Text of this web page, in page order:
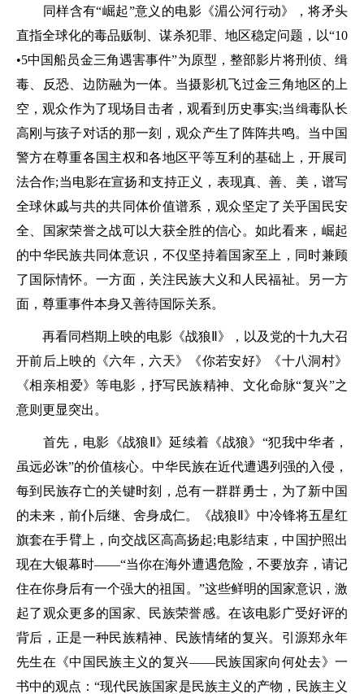
同样含有“崛起”意义的电影《湄公河行动》，将矛头
直指全球化的毒品贩制、谋杀犯罪、地区稳定问题，以“10
•5中国船员金三角遇害事件”为原型，整部影片将刑侦、缉
毒、反恐、边防融为一体。当摄影机飞过金三角地区的上
空，观众作为了现场目击者，观看到历史事实;当缉毒队长
高刚与孩子对话的那一刻，观众产生了阵阵共鸣。当中国
警方在尊重各国主权和各地区平等互利的基础上，开展司
法合作;当电影在宣扬和支持正义，表现真、善、美，谱写
全球休戚与共的共同体价值谱系，观众坚定了关乎国民安
全、国家荣誉之战可以大获全胜的信心。如此看来，崛起
的中华民族共同体意识，不仅坚持着国家至上，同时兼顾
了国际情怀。一方面，关注民族大义和人民福祉。另一方
面，尊重事件本身又善待国际关系。
再看同档期上映的电影《战狼Ⅱ》，以及党的十九大召
开前后上映的《六年，六天》《你若安好》《十八洞村》
《相亲相爱》等电影，抒写民族精神、文化命脉“复兴”之
意则更显突出。
首先，电影《战狼Ⅱ》延续着《战狼》“犯我中华者，
虽远必诛”的价值核心。中华民族在近代遭遇列强的入侵，
每到民族存亡的关键时刻，总有一群群勇士，为了新中国
的未来，前仆后继、舍身成仁。《战狼Ⅱ》中冷锋将五星红
旗套在手臂上，向交战区高高扬起;电影结束，中国护照出
现在大银幕时——“当你在海外遭遇危险，不要放弃，请记
住在你身后有一个强大的祖国。”这些鲜明的国家意识，激
起了观众更多的国家、民族荣誉感。在该电影广受好评的
背后，正是一种民族精神、民族情绪的复兴。引源郑永年
先生在《中国民族主义的复兴——民族国家向何处去》一
书中的观点：“现代民族国家是民族主义的产物，民族主义